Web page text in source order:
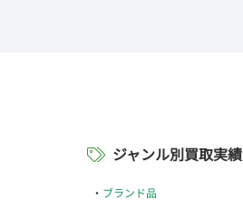
ジャンル別買取実績
ブランド品